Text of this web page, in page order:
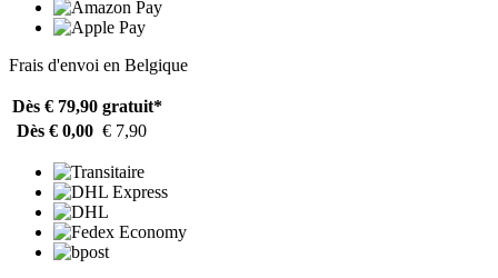
Frais d'envoi en Belgique
Dès € 79,90 gratuit*
Dès € 0,00 € 7,90